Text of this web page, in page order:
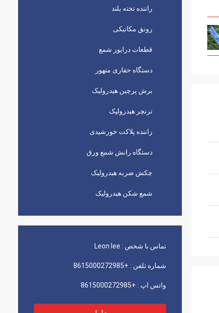
راننده تخته بلند
رونق مکانیکی
قطعات درایور شمع
دستگاه حفاری متهور
برش پرچین هیدرولیک
ترنچر هیدرولیک
راننده پلاکت خورشیدی
دستگاه رانش شمع ورق
چکش ضربه هیدرولیک
شمع شکن هیدرولیک
تماس با شخص : Leon lee
شماره تلفن : +8615000272985
واتس اپ : +8615000272985